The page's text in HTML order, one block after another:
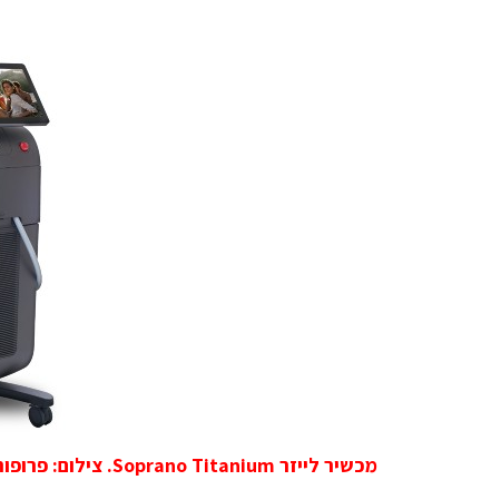
מכשיר לייזר Soprano Titanium. צילום: פרופורציה.